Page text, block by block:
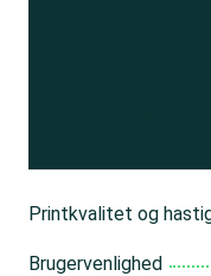
Printkvalitet og
Brugervenlighed